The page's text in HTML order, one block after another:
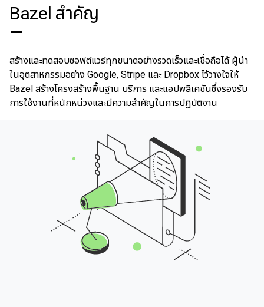
Bazel สําคัญ
—
สร้างและทดสอบซอฟต์แวร์ทุกขนาดอย่างรวดเร็วและเชื่อถือได้ ผู้นำ
ในอุตสาหกรรมอย่าง Google, Stripe และ Dropbox ไว้วางใจให้
Bazel สร้างโครงสร้างพื้นฐาน บริการ และแอปพลิเคชันซึ่งรองรับ
การใช้งานที่หนักหน่วงและมีความสำคัญในการปฏิบัติงาน